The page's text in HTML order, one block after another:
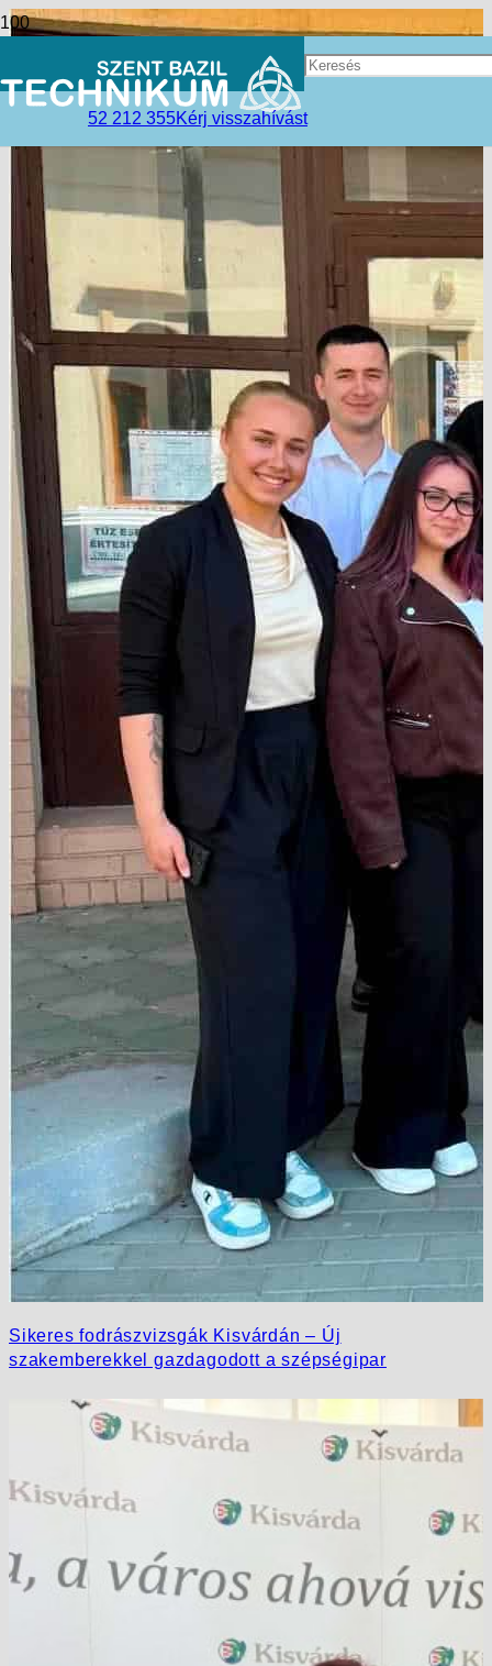
52 212 355Kérj visszahívást
Sikeres fodrászvizsgák Kisvárdán – Új
szakemberekkel gazdagodott a szépségipar